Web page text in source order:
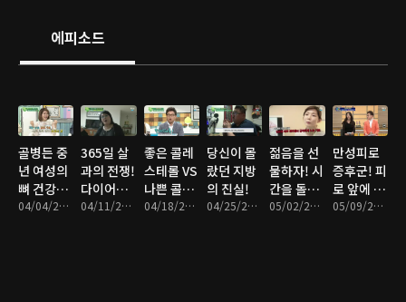
에피소드
골병든 중
년 여성의
뼈 건강을
지켜라!04/04/2016 • 46분
365일 살
과의 전쟁!
다이어트
의 허와 실
04/11/2016 • 47분
좋은 콜레
스테롤 VS
나쁜 콜레
스테롤 04/18/2016 • 46분
당신이 몰
랐던 지방
의 진실!
04/25/2016 • 46분
젊음을 선
물하자! 시
간을 돌리
는 피부 관
05/02/2016 • 47분
만성피로
증후군! 피
로 앞에 장
사 없다05/09/2016 • 46분